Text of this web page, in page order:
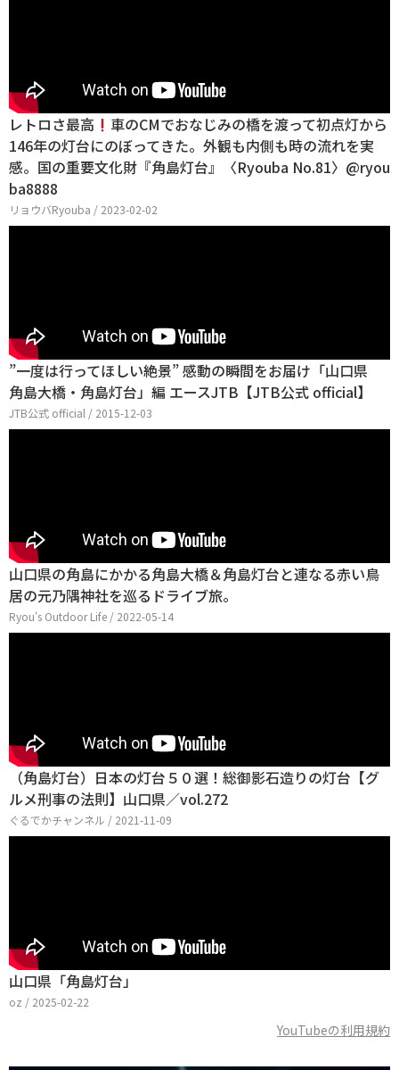
レトロさ最高
車のCMでおなじみの橋を渡って初点灯から
146年の灯台にのぼってきた。外観も内側も時の流れを実
感。国の重要文化財『角島灯台』〈Ryouba No.81〉@ryou
ba8888
リョウバRyouba / 2023-02-02
”一度は行ってほしい絶景” 感動の瞬間をお届け「山口県
角島大橋・角島灯台」編 エースJTB【JTB公式 official】
JTB公式 official / 2015-12-03
山口県の角島にかかる角島大橋＆角島灯台と連なる赤い鳥
居の元乃隅神社を巡るドライブ旅。
Ryou's Outdoor Life / 2022-05-14
（角島灯台）日本の灯台５０選！総御影石造りの灯台【グ
ルメ刑事の法則】山口県／vol.272
ぐるでかチャンネル / 2021-11-09
山口県「角島灯台」
oz / 2025-02-22
YouTubeの利用規約